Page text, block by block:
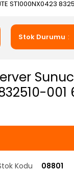
ST1000NX0423
Stok Durumu
Kodu
08801